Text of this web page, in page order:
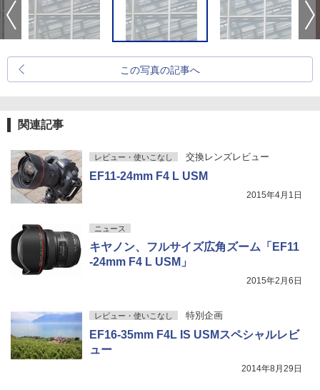
この写真の記事へ
関連記事
レビュー・使いこなし 交換レンズレビュー
EF11-24mm F4 L USM
2015年4月1日
ニュース
キヤノン、フルサイズ広角ズーム「EF11
-24mm F4 L USM」
2015年2月6日
レビュー・使いこなし 特別企画
EF16-35mm F4L IS USMスペシャルレビ
ュー
2014年8月29日